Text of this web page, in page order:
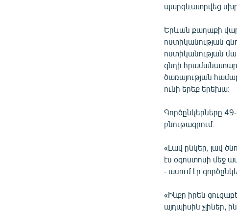
պարգևատրվեց
Երևան քաղաքի
ոստիկանության
ոստիկանության
գնդի
ծառայության
ունի երեք երեխա:
Գործընկերները
բնութագրում։
«Լավ ընկեր, լավ
էս օգոստոսի մեջ
- ասում էր
«Ինքը իրեն
այդպիսին չլիներ,